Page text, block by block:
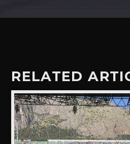
RELATED